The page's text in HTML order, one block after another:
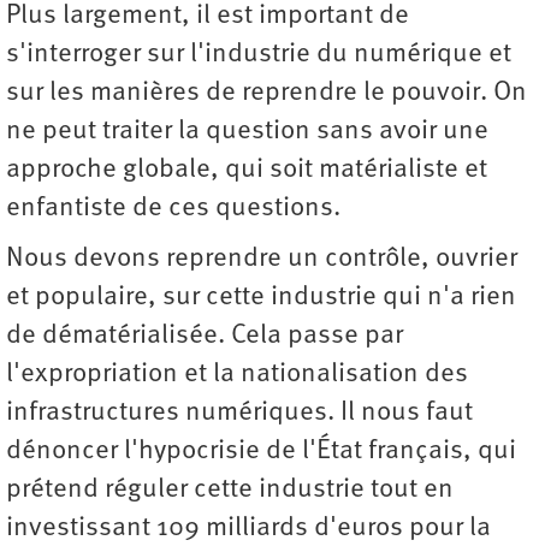
Plus largement, il est important de
s'interroger sur l'industrie du numérique et
sur les manières de reprendre le pouvoir. On
ne peut traiter la question sans avoir une
approche globale, qui soit matérialiste et
enfantiste de ces questions.
Nous devons reprendre un contrôle, ouvrier
et populaire, sur cette industrie qui n'a rien
de dématérialisée. Cela passe par
l'expropriation et la nationalisation des
infrastructures numériques. Il nous faut
dénoncer l'hypocrisie de l'État français, qui
prétend réguler cette industrie tout en
investissant 109 milliards d'euros pour la